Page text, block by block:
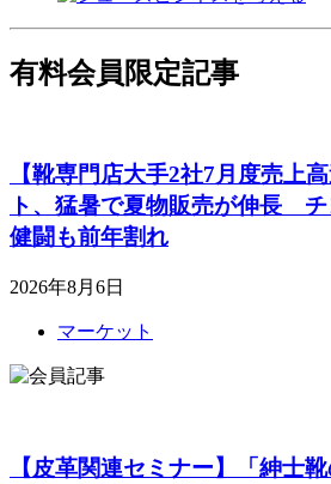
有料会員限定記事
【靴専門店大手2社7月度売上
ト、猛暑で夏物販売が伸長
健闘も前年割れ
2026年8月6日
マーケット
【皮革関連セミナー】「紳士